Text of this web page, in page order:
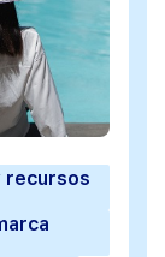
recursos